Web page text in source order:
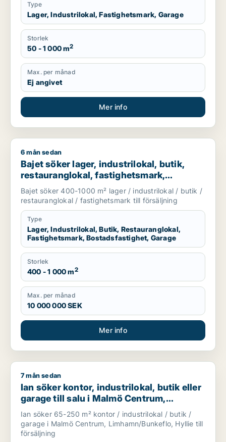
Type
Lager, Industrilokal, Fastighetsmark, Garage
Storlek
50 - 1 000 m2
Max. per månad
Ej angivet
Mer info
Bajet söker lager, industrilokal, butik, restauranglokal,
6 mån sedan
Bajet söker lager, industrilokal, butik,
restauranglokal, fastighetsmark,
bostadsfastighet eller garage till salu i
Lomma, Lund eller Malmö Centrum m.fl.
Bajet söker 400-1000 m² lager / industrilokal / butik /
restauranglokal / fastighetsmark till försäljning
Type
Lager, Industrilokal, Butik, Restauranglokal,
Fastighetsmark, Bostadsfastighet, Garage
Storlek
400 - 1 000 m2
Max. per månad
10 000 000 SEK
Mer info
Ian söker kontor, industrilokal, butik eller garage till salu i
7 mån sedan
Ian söker kontor, industrilokal, butik eller
garage till salu i Malmö Centrum,
Limhamn/Bunkeflo eller Hyllie
Ian söker 65-250 m² kontor / industrilokal / butik /
garage i Malmö Centrum, Limhamn/Bunkeflo, Hyllie till
försäljning